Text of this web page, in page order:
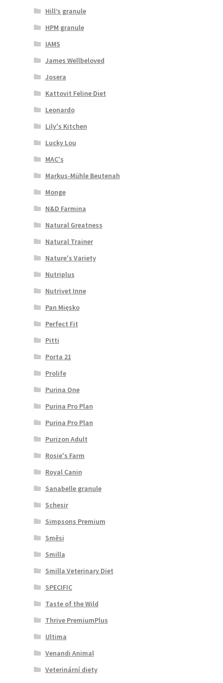
Hill’s granule
HPM granule
IAMS
James Wellbeloved
Josera
Kattovit Feline Diet
Leonardo
Lily's Kitchen
Lucky Lou
MAC's
Markus-Mühle Beutenah
Monge
N&D Farmina
Natural Greatness
Natural Trainer
Nature's Variety
Nutriplus
Nutrivet Inne
Pan Mięsko
Perfect Fit
Pitti
Porta 21
Prolife
Purina One
Purina Pro Plan
Purina Pro Plan
Purizon Adult
Rosie's Farm
Royal Canin
Sanabelle granule
Schesir
Simpsons Premium
Směsi
Smilla
Smilla Veterinary Diet
SPECIFIC
Taste of the Wild
Thrive PremiumPlus
Ultima
Venandi Animal
Veterinární diety